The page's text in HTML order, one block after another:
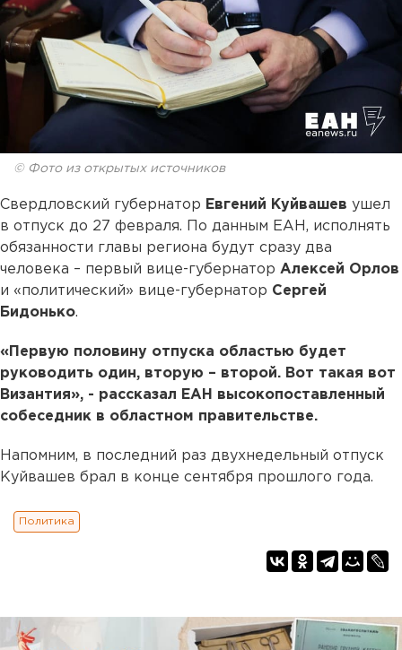
© Фото из открытых источников
Свердловский губернатор Евгений Куйвашев ушел
в отпуск до 27 февраля. По данным ЕАН, исполнять
обязанности главы региона будут сразу два
человека – первый вице-губернатор Алексей Орлов
и «политический» вице-губернатор Сергей
Бидонько.
«Первую половину отпуска областью будет
руководить один, вторую – второй. Вот такая вот
Византия», - рассказал ЕАН высокопоставленный
собеседник в областном правительстве.
Напомним, в последний раз двухнедельный отпуск
Куйвашев брал в конце сентября прошлого года.
Политика